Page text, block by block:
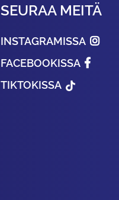
SEURAA MEITÄ
INSTAGRAMISSA
FACEBOOKISSA
TIKTOKISSA